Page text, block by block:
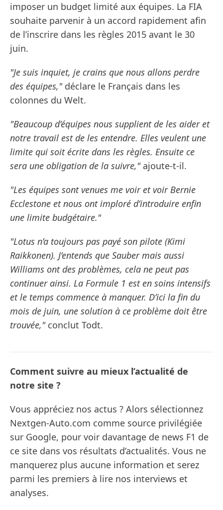
imposer un budget limité aux équipes. La FIA
souhaite parvenir à un accord rapidement afin
de l’inscrire dans les règles 2015 avant le 30
juin.
"Je suis inquiet, je crains que nous allons perdre
des équipes,"déclare le Français dans les
colonnes du Welt.
"Beaucoup d’équipes nous supplient de les aider et
notre travail est de les entendre. Elles veulent une
limite qui soit écrite dans les règles. Ensuite ce
sera une obligation de la suivre,"ajoute-t-il.
"Les équipes sont venues me voir et voir Bernie
Ecclestone et nous ont imploré d’introduire enfin
une limite budgétaire."
"Lotus n’a toujours pas payé son pilote (Kimi
Raikkonen). J’entends que Sauber mais aussi
Williams ont des problèmes, cela ne peut pas
continuer ainsi. La Formule 1 est en soins intensifs
et le temps commence à manquer. D’ici la fin du
mois de juin, une solution à ce problème doit être
trouvée,"conclut Todt.
Comment suivre au mieux l’actualité de
notre site ?
Vous appréciez nos actus ? Alors sélectionnez
Nextgen-Auto.com comme source privilégiée
sur Google, pour voir davantage de news F1 de
ce site dans vos résultats d’actualités. Vous ne
manquerez plus aucune information et serez
parmi les premiers à lire nos interviews et
analyses.